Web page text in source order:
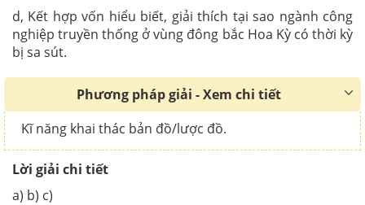
d, Kết hợp vốn hiểu biết, giải thích tại sao ngành công
nghiệp truyền thống ở vùng đông bắc Hoa Kỳ có thời kỳ
bị sa sút.
Phương pháp giải - Xem chi tiết
Kĩ năng khai thác bản đồ/lược đồ.
Lời giải chi tiết
a) b) c)